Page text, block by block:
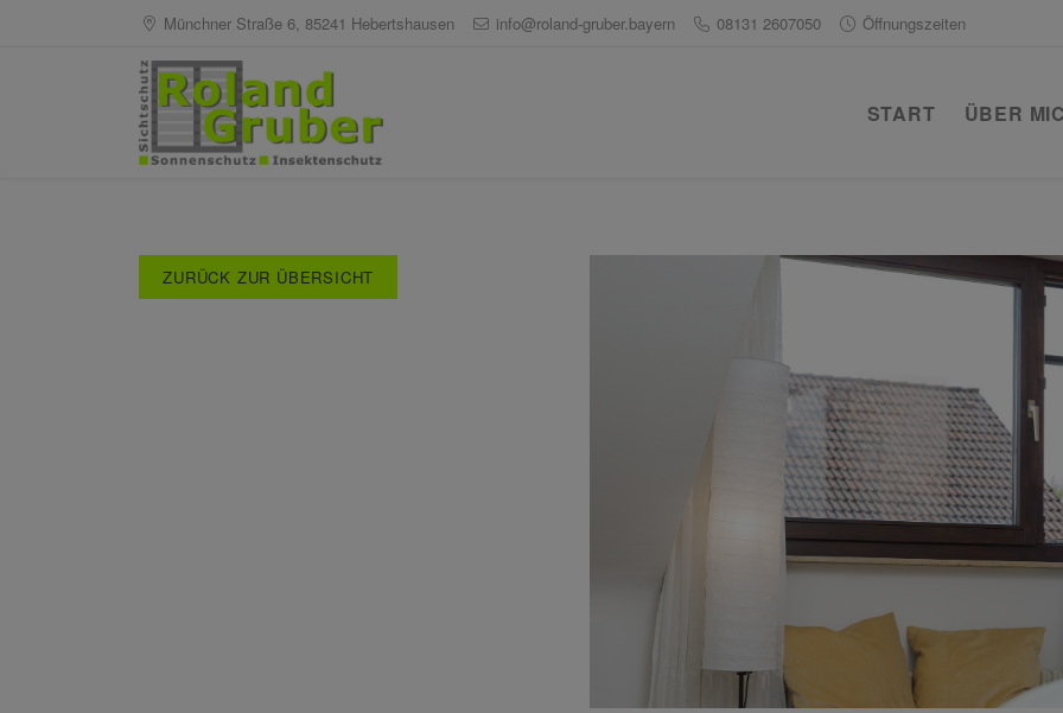
Münchner Straße 6, 85241 Hebertshausen info@roland-gruber.bayern 08131 2607050 Öffnungszeiten
START ÜBER
ZURÜCK ZUR ÜBERSICHT